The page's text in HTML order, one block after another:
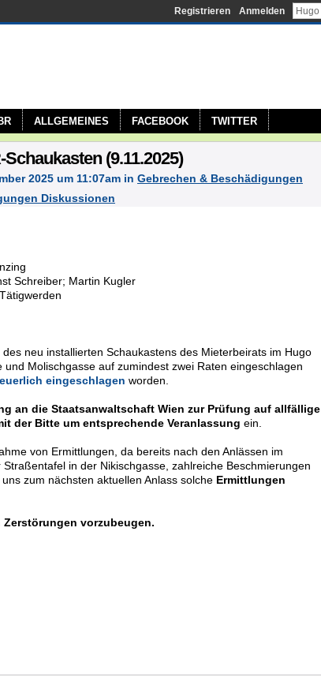
Registrieren Anmelden
ALLGEMEINES FACEBOOK TWITTER
(9.11.2025)
2025 um 11:07am in Gebrechen & Beschädigungen
Diskussionen
Schreiber; Martin Kugler
des neu installierten Schaukastens des Mieterbeirats im Hugo
Molischgasse auf zumindest zwei Raten eingeschlagen
eingeschlagen worden.
an die Staatsanwaltschaft Wien zur Prüfung auf allfällige
der Bitte um entsprechende Veranlassung ein.
von Ermittlungen, da bereits nach den Anlässen im
in der Nikischgasse, zahlreiche Beschmierungen
zum nächsten aktuellen Anlass solche Ermittlungen
vorzubeugen.